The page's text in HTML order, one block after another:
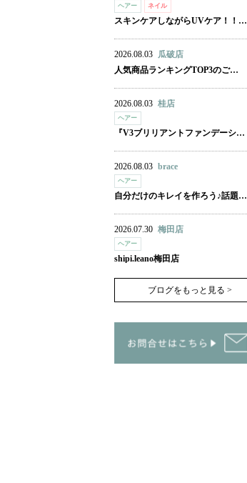
ヘアー ネイル
スキンケアしながらUVケア！！…
2026.08.03
瓜破店
人気商品ランキングTOP3のご…
2026.08.03 桂店
ヘアー
『V3ブリリアントファンデーシ…
2026.08.03 brace
ヘアー
自分だけのキレイを作ろう♪話題…
2026.07.30 梅田店
ヘアー
shipi.leano梅田店
ブログをもっと見る >